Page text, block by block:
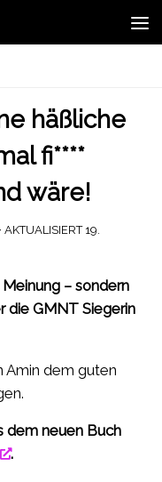
häßliche
fi****
wäre!
· AKTUALISIERT 19.
– sondern
die GMNT Siegerin
Amin dem guten
dem neuen Buch
.